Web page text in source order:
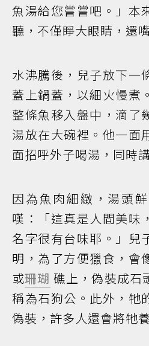
魚湯給您嘗嘗吧。」本
聽，不僅睜大眼睛，還
水沸騰後，兒子放下一
蓋上鍋蓋，以細火慢煮
整條魚移入盤中，滴了
湯放在大碗裡。他一面
面招呼外子喝湯，同時
因為魚肉細緻，湯頭
嘆：「這真是人間美味
名字很有台味耶。」兒
明，為了方便獵食，會
或珊瑚 礁上，偽裝成石
稱為石狗公。此外，牠
偽裝，許多人還會將牠